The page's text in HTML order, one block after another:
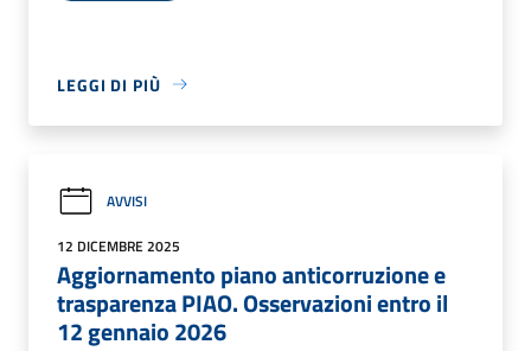
LEGGI DI PIÙ
AVVISI
12 DICEMBRE 2025
Aggiornamento piano anticorruzione e
trasparenza PIAO. Osservazioni entro il
12 gennaio 2026